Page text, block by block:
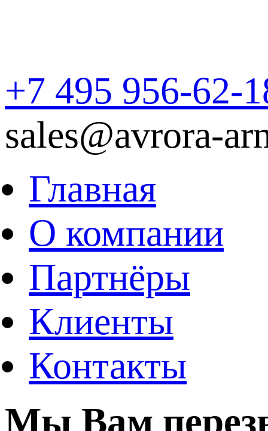
+7 495 956-62-
sales@avrora-
Главная
О компании
Партнёры
Клиенты
Контакты
Мы Вам